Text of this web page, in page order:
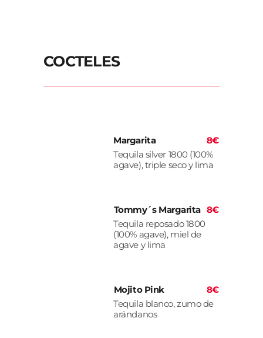
COCTELES
Margarita
8€
Tequila silver 1800 (100%
agave), triple seco y lima
Tommy´s Margarita 8€
Tequila reposado 1800
(100% agave), miel de
agave y lima
Mojito Pink
8€
Tequila blanco, zumo de
arándanos